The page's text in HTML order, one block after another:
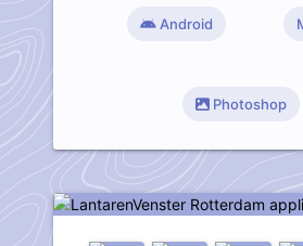
Android
Photoshop